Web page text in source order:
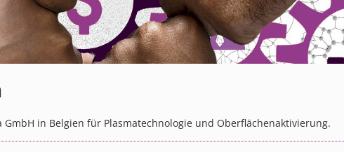
in Belgien für Plasmatechnologie und Oberflächenaktivierung.